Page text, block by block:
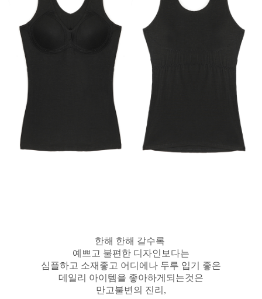
한해 한해 갈수록
예쁘고 불편한 디자인보다는
심플하고 소재좋고 어디에나 두루 입기 좋은
데일리 아이템을 좋아하게되는것은
만고불변의 진리,